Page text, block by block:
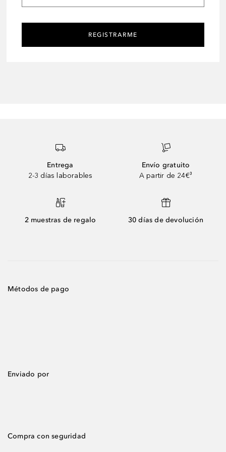
REGISTRARME
Entrega
2-3 días laborables
Envío gratuito
A partir de 24€³
2 muestras de regalo 30 días de devolución
Métodos de pago
Enviado por
Compra con seguridad